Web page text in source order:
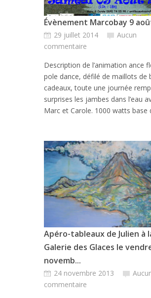
Évènement Marcobay 9
29 juillet 2014
Aucun
commentaire
Description de l’animation ance
pole dance, défilé de maillots de
cadeaux, toute une journée
surprises les jambes dans l’eau
Marc et Carole. 1000 watts base
Apéro-tableaux de Julien à
Galerie des Glaces le
novemb...
24 novembre 2013
commentaire